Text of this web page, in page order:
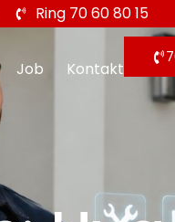
Ring 70 60 80 15
Job Kontakt